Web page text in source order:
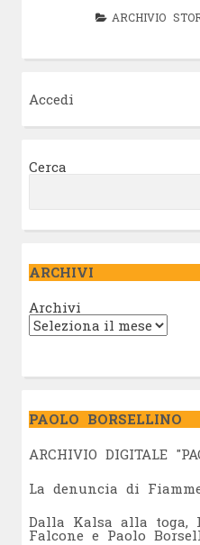
ARCHIVIO
Accedi
Cerca
ARCHIVI
Archivi
PAOLO BORSELLINO
ARCHIVIO DIGITALE
La denuncia di
Dalla Kalsa alla toga,
Falcone e Paolo